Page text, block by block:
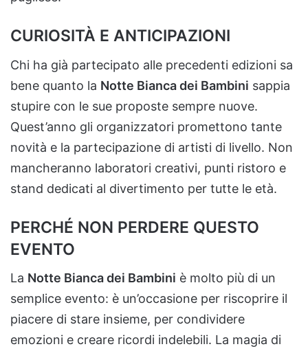
CURIOSITÀ E ANTICIPAZIONI
Chi ha già partecipato alle precedenti edizioni sa
bene quanto la Notte Bianca dei Bambini sappia
stupire con le sue proposte sempre nuove.
Quest’anno gli organizzatori promettono tante
novità e la partecipazione di artisti di livello. Non
mancheranno laboratori creativi, punti ristoro e
stand dedicati al divertimento per tutte le età.
PERCHÉ NON PERDERE QUESTO
EVENTO
La Notte Bianca dei Bambini è molto più di un
semplice evento: è un’occasione per riscoprire il
piacere di stare insieme, per condividere
emozioni e creare ricordi indelebili. La magia di